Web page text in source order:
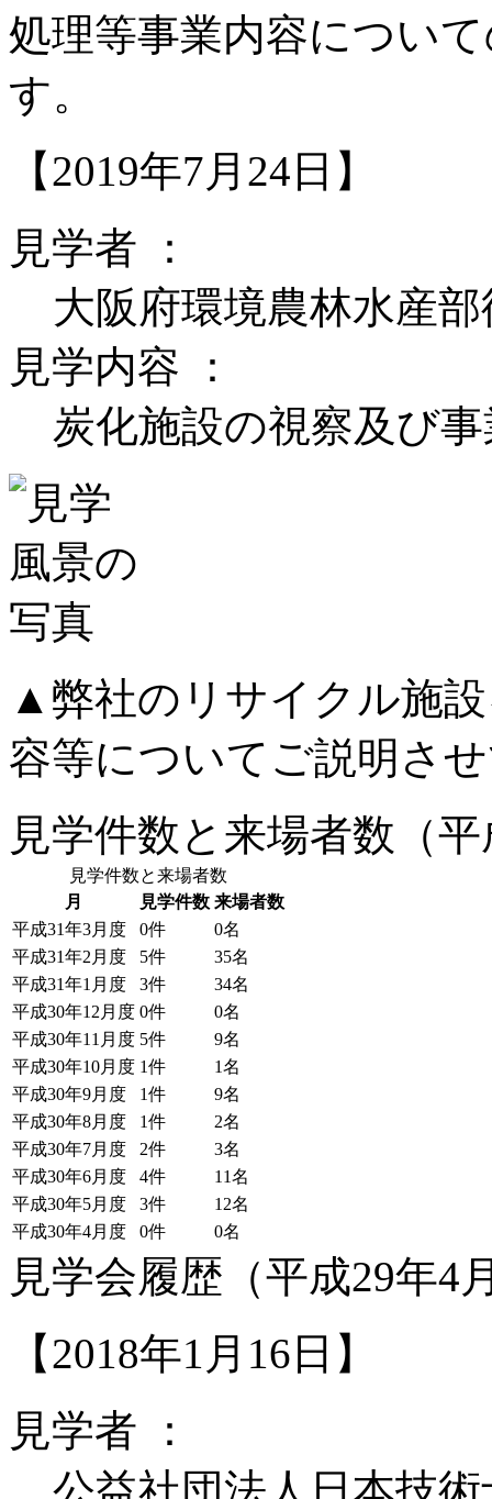
処理等事業内容につい
す。
【2019年7月24日】
見学者 ：
大阪府環境農林水産
見学内容 ：
炭化施設の視察及び
▲弊社のリサイクル施
容等についてご説明さ
見学件数と来場者数（
見学件数と来場者数
月
見学件数 来場者数
平成31年3月度
0件
0名
平成31年2月度
5件
35名
平成31年1月度
3件
34名
平成30年12月度 0件
0名
平成30年11月度 5件
9名
平成30年10月度 1件
1名
平成30年9月度
1件
9名
平成30年8月度
1件
2名
平成30年7月度
2件
3名
平成30年6月度
4件
11名
平成30年5月度
3件
12名
平成30年4月度
0件 0名
見学会履歴（平成29年4
【2018年1月16日】
見学者 ：
公益社団法人日本技